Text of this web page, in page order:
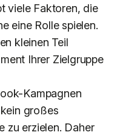
viele Faktoren, die
eine Rolle spielen.
kleinen Teil
Ihrer Zielgruppe
Kampagnen
großes
zu erzielen. Daher